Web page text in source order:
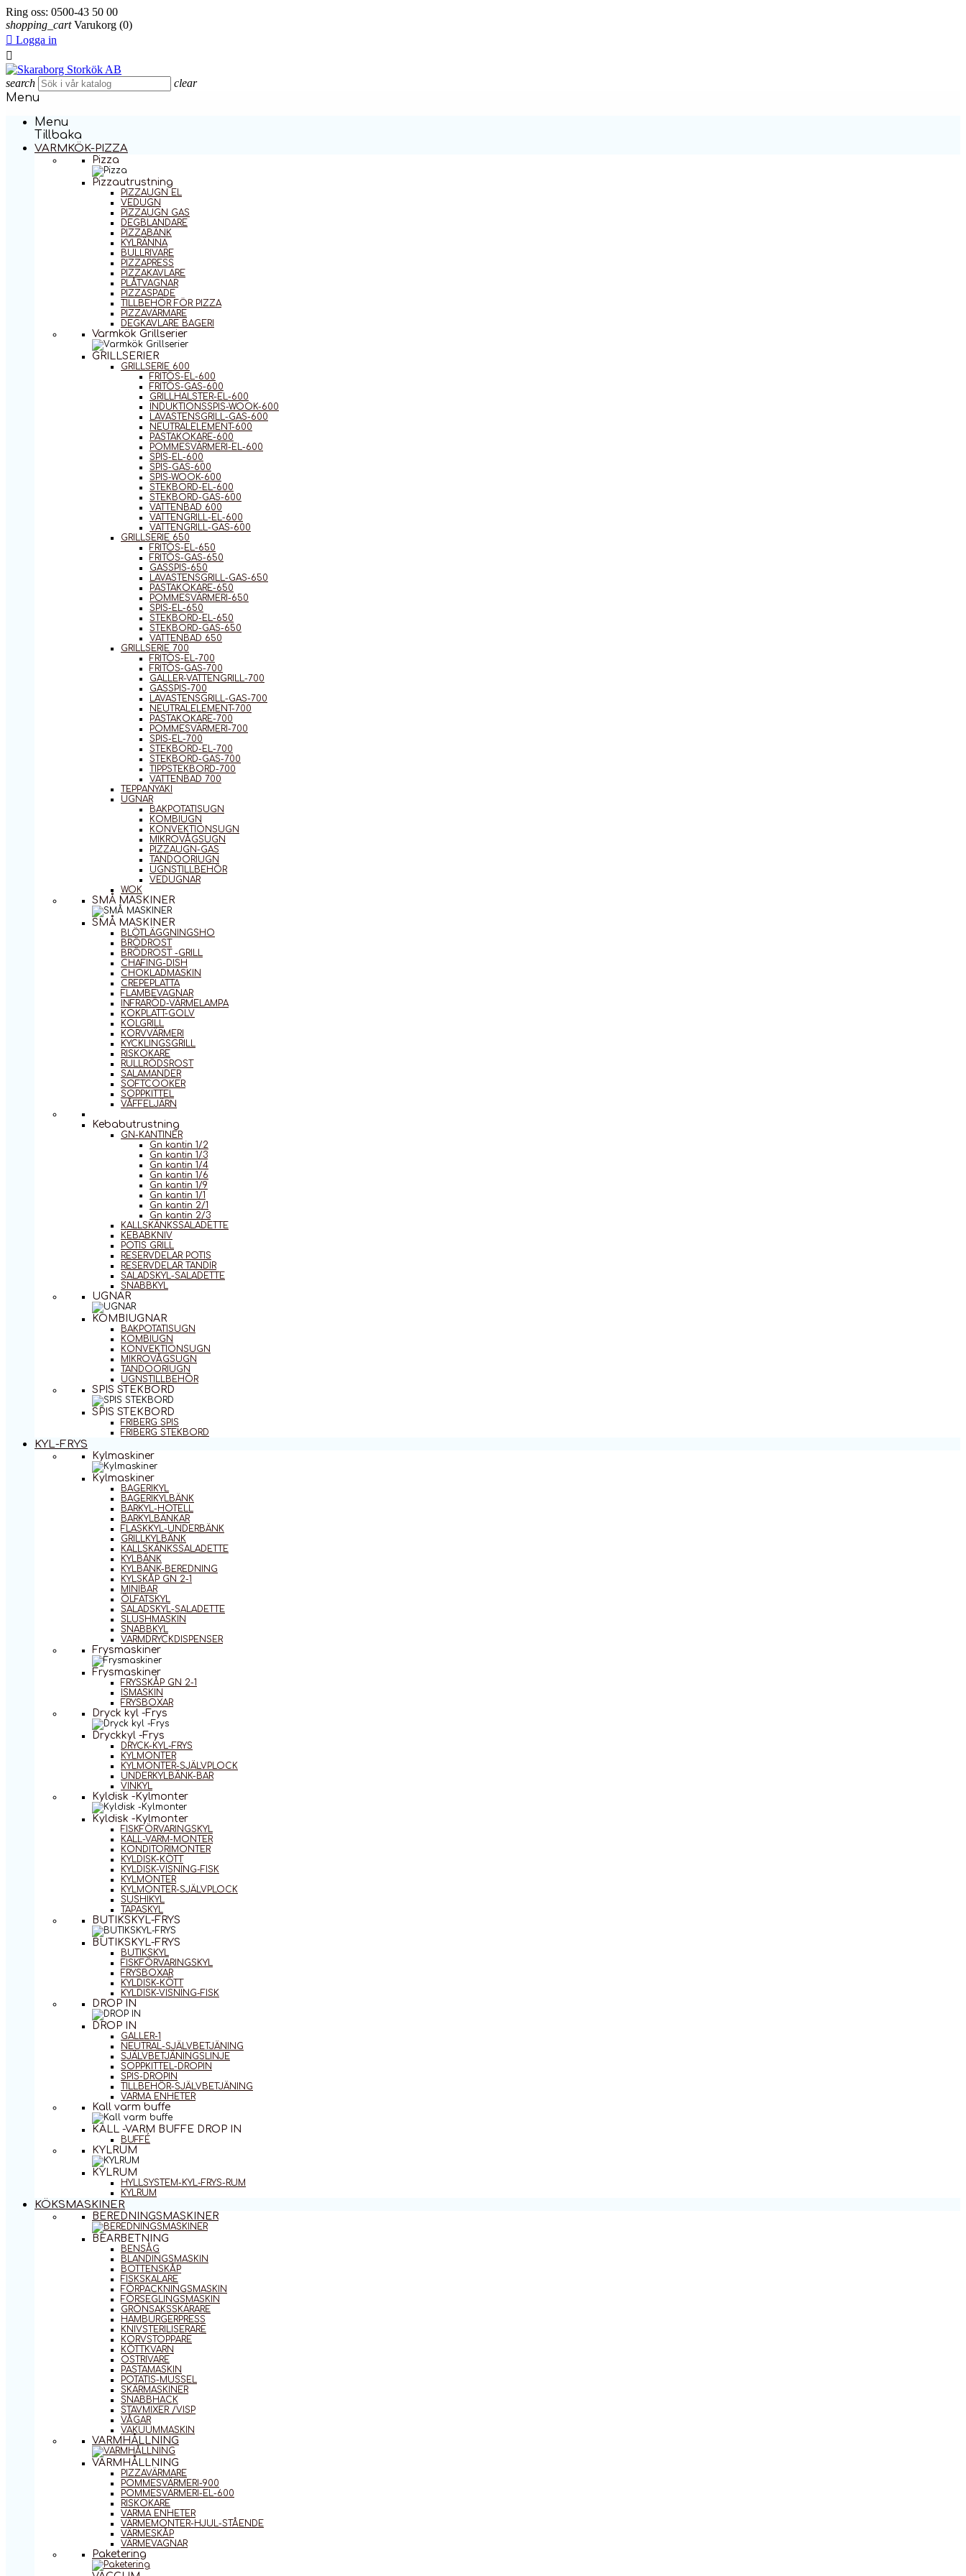
Ring oss: 0500-43 50 00
shopping_cart Varukorg (0)
 Logga in

search clear
Menu
Menu
Tillbaka
VARMKÖK-PIZZA
Pizza
Pizzautrustning
PIZZAUGN EL
VEDUGN
PIZZAUGN GAS
DEGBLANDARE
PIZZABÄNK
KYLRÄNNA
BULLRIVARE
PIZZAPRESS
PIZZAKAVLARE
PLÅTVAGNAR
PIZZASPADE
TILLBEHÖR FÖR PIZZA
PIZZAVÄRMARE
DEGKAVLARE BAGERI
Varmkök Grillserier
GRILLSERIER
GRILLSERIE 600
FRITÖS-EL-600
FRITÖS-GAS-600
GRILLHALSTER-EL-600
INDUKTIONSSPIS-WOOK-600
LAVASTENSGRILL-GAS-600
NEUTRALELEMENT-600
PASTAKOKARE-600
POMMESVÄRMERI-EL-600
SPIS-EL-600
SPIS-GAS-600
SPIS-WOOK-600
STEKBORD-EL-600
STEKBORD-GAS-600
VATTENBAD 600
VATTENGRILL-EL-600
VATTENGRILL-GAS-600
GRILLSERIE 650
FRITÖS-EL-650
FRITÖS-GAS-650
GASSPIS-650
LAVASTENSGRILL-GAS-650
PASTAKOKARE-650
POMMESVÄRMERI-650
SPIS-EL-650
STEKBORD-EL-650
STEKBORD-GAS-650
VATTENBAD 650
GRILLSERIE 700
FRITÖS-EL-700
FRITÖS-GAS-700
GALLER-VATTENGRILL-700
GASSPIS-700
LAVASTENSGRILL-GAS-700
NEUTRALELEMENT-700
PASTAKOKARE-700
POMMESVÄRMERI-700
SPIS-EL-700
STEKBORD-EL-700
STEKBORD-GAS-700
TIPPSTEKBORD-700
VATTENBAD 700
TEPPANYAKI
UGNAR
BAKPOTATISUGN
KOMBIUGN
KONVEKTIONSUGN
MIKROVÅGSUGN
PIZZAUGN-GAS
TANDOORIUGN
UGNSTILLBEHÖR
VEDUGNAR
WOK
SMÅ MASKINER
SMÅ MASKINER
BLÖTLÄGGNINGSHO
BRÖDROST
BRÖDROST -GRILL
CHAFING-DISH
CHOKLADMASKIN
CREPEPLATTA
FLAMBEVAGNAR
INFRARÖD-VÄRMELAMPA
KOKPLATT-GOLV
KOLGRILL
KORVVÄRMERI
KYCKLINGSGRILL
RISKOKARE
RULLRÖDSROST
SALAMANDER
SOFTCOOKER
SOPPKITTEL
VÅFFELJÄRN
Kebabutrustning
GN-KANTINER
Gn kantin 1/2
Gn kantin 1/3
Gn kantin 1/4
Gn kantin 1/6
Gn kantin 1/9
Gn kantin 1/1
Gn kantin 2/1
Gn kantin 2/3
KALLSKÄNKSSALADETTE
KEBABKNIV
POTIS GRILL
RESERVDELAR POTIS
RESERVDELAR TANDIR
SALADSKYL-SALADETTE
SNABBKYL
UGNAR
KOMBIUGNAR
BAKPOTATISUGN
KOMBIUGN
KONVEKTIONSUGN
MIKROVÅGSUGN
TANDOORIUGN
UGNSTILLBEHÖR
SPIS STEKBORD
SPIS STEKBORD
FRIBERG SPIS
FRIBERG STEKBORD
KYL-FRYS
Kylmaskiner
Kylmaskiner
BAGERIKYL
BAGERIKYLBÄNK
BARKYL-HOTELL
BARKYLBÄNKAR
FLASKKYL-UNDERBÄNK
GRILLKYLBÄNK
KALLSKÄNKSSALADETTE
KYLBÄNK
KYLBÄNK-BEREDNING
KYLSKÅP GN 2-1
MINIBAR
ÖLFATSKYL
SALADSKYL-SALADETTE
SLUSHMASKIN
SNABBKYL
VARMDRYCKDISPENSER
Frysmaskiner
Frysmaskiner
FRYSSKÅP GN 2-1
ISMASKIN
FRYSBOXAR
Dryck kyl -Frys
Dryckkyl -Frys
DRYCK-KYL-FRYS
KYLMONTER
KYLMONTER-SJÄLVPLOCK
UNDERKYLBÄNK-BAR
VINKYL
Kyldisk -Kylmonter
Kyldisk -Kylmonter
FISKFÖRVARINGSKYL
KALL-VARM-MONTER
KONDITORIMONTER
KYLDISK-KÖTT
KYLDISK-VISNING-FISK
KYLMONTER
KYLMONTER-SJÄLVPLOCK
SUSHIKYL
TAPASKYL
BUTIKSKYL-FRYS
BUTIKSKYL-FRYS
BUTIKSKYL
FISKFÖRVARINGSKYL
FRYSBOXAR
KYLDISK-KÖTT
KYLDISK-VISNING-FISK
DROP IN
DROP IN
GALLER-1
NEUTRAL-SJÄLVBETJÄNING
SJÄLVBETJÄNINGSLINJE
SOPPKITTEL-DROPIN
SPIS-DROPIN
TILLBEHÖR-SJÄLVBETJÄNING
VARMA ENHETER
Kall varm buffe
KALL -VARM BUFFE DROP IN
BUFFÉ
KYLRUM
KYLRUM
HYLLSYSTEM-KYL-FRYS-RUM
KYLRUM
KÖKSMASKINER
BEREDNINGSMASKINER
BEARBETNING
BENSÅG
BLANDINGSMASKIN
BOTTENSKÅP
FISKSKALARE
FÖRPACKNINGSMASKIN
FÖRSEGLINGSMASKIN
GRÖNSAKSSKÄRARE
HAMBURGERPRESS
KNIVSTERILISERARE
KORVSTOPPARE
KÖTTKVARN
OSTRIVARE
PASTAMASKIN
POTATIS-MUSSEL
SKÄRMASKINER
SNABBHACK
STAVMIXER /VISP
VÅGAR
VAKUUMMASKIN
VARMHÅLLNING
VARMHÅLLNING
PIZZAVÄRMARE
POMMESVÄRMERI-900
POMMESVÄRMERI-EL-600
RISKOKARE
VARMA ENHETER
VÄRMEMONTER-HJUL-STÅENDE
VÄRMESKÅP
VÄRMEVAGNAR
Paketering